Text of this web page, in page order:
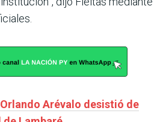
Arévalo desistió de